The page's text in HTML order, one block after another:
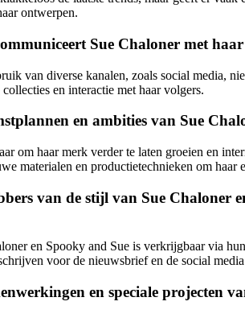
ontwerpen.
Sue Chaloner met
van diverse kanalen, zoals social media,
en interactie met haar volgers.
en ambities van Sue
om haar merk verder te laten groeien en
materialen en productietechnieken om
van de stijl van Sue Chaloner
en Spooky and Sue is verkrijgbaar via
voor de nieuwsbrief en de social
en speciale projecten